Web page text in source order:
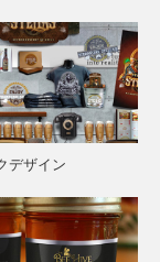
デザイン